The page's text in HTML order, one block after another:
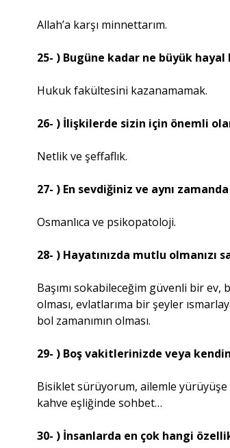
Allah’a karşı minnettarım.
25- ) Bugüne kadar ne büyük hayal
Hukuk fakültesini kazanamamak.
26- ) İlişkilerde sizin için önemli
Netlik ve şeffaflık.
27- ) En sevdiğiniz ve aynı
Osmanlıca ve psikopatoloji.
28- ) Hayatınızda mutlu olmanızı
Başımı sokabileceğim güvenli bir ev,
olması, evlatlarıma bir şeyler
bol zamanımın olması.
29- ) Boş vakitlerinizde veya
Bisiklet sürüyorum, ailemle yürüyüşe
kahve eşliğinde sohbet…
30- ) İnsanlarda en çok hangi